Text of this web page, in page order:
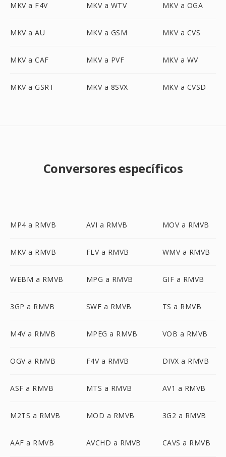
MKV a F4V MKV a WTV MKV a OGA
MKV a AU MKV a GSM MKV a CVS
MKV a CAF MKV a PVF MKV a WV
MKV a GSRT MKV a 8SVX MKV a CVSD
Conversores específicos
MP4 a RMVB AVI a RMVB MOV a RMVB
MKV a RMVB FLV a RMVB WMV a RMVB
WEBM a RMVB MPG a RMVB GIF a RMVB
3GP a RMVB SWF a RMVB TS a RMVB
M4V a RMVB MPEG a RMVB VOB a RMVB
OGV a RMVB F4V a RMVB DIVX a RMVB
ASF a RMVB MTS a RMVB AV1 a RMVB
M2TS a RMVB MOD a RMVB 3G2 a RMVB
AAF a RMVB AVCHD a RMVB CAVS a RMVB